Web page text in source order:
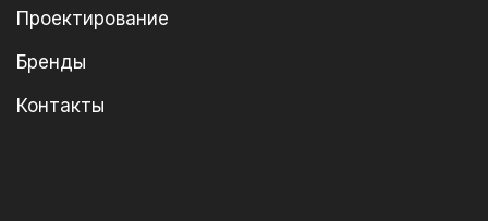
Проектирование
Бренды
Контакты